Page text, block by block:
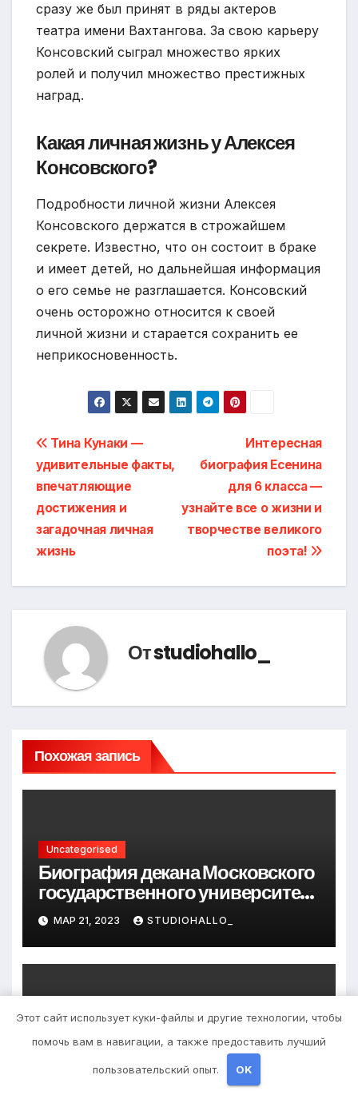
сразу же был принят в ряды актеров
театра имени Вахтангова. За свою карьеру
Консовский сыграл множество ярких
ролей и получил множество престижных
наград.
Какая личная жизнь у Алексея
Консовского?
Подробности личной жизни Алексея
Консовского держатся в строжайшем
секрете. Известно, что он состоит в браке
и имеет детей, но дальнейшая информация
о его семье не разглашается. Консовский
очень осторожно относится к своей
личной жизни и старается сохранить ее
неприкосновенность.
Навигация
по
записям
Интересная
биография Есенина
для 6 класса —
узнайте все о жизни и
творчестве великого
поэта!
Тина Кунаки —
удивительные факты,
впечатляющие
достижения и
загадочная личная
жизнь
Отstudiohallo_
Похожая запись
Uncategorised
Биография декана Московского
государственного университета
Андрея Сидорова — от студента
до руководителя
МАР 21, 2023 STUDIOHALLO_
Uncategorised
Биография Шихман Ирины —
интересные факты, достижения
Этот сайт использует куки-файлы и другие технологии, чтобы
помочь вам в навигации, а также предоставить лучший
пользовательский опыт. OK